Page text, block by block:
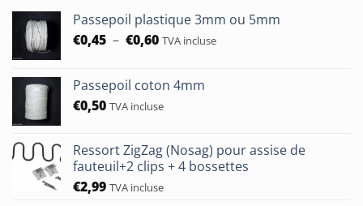
€24,00
Passepoil plastique 3mm ou 5mm
€0,45 – €0,60Plage
€0,45
à
TVA incluse
Passepoil coton 4mm
€0,50 TVA incluse
Ressort ZigZag (Nosag) pour assise de
fauteuil+2 clips + 4 bossettes
€2,99 TVA incluse